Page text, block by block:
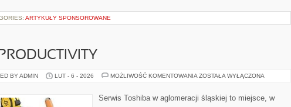
ARTYKUŁY SPONSOROWANE
BY ADMIN LUT - 6 - 2026 MOŻLIWOŚĆ KOMENTOWANIA AI
ZOSTAŁA WYŁĄCZONA
Serwis Toshiba w aglomeracji śląskiej to miejsce, w